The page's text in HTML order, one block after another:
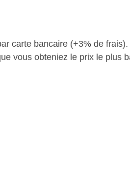
carte bancaire (+3% de
vous obteniez le prix le plus